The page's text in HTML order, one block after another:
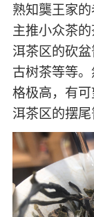
熟知龑王家
主推小众茶
洱茶区的砍
古树茶等等
格极高，有
洱茶区的摆尾